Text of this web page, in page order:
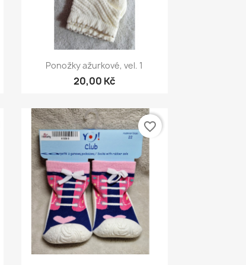
Rychlý náhled
Ponožky ažurkové, vel. 1
20,00 Kč
favorite_border